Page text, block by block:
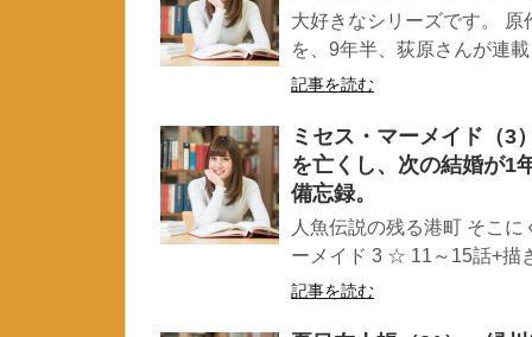
大好きなシリーズです。
を、9年半、荻原さんが連
記事を読む
ミセス・マーメイド
を亡くし、次の結婚が1
備忘録。
人魚伝説の残る港町 そこ
ーメイド 3 ☆ 11～15話+描
記事を読む